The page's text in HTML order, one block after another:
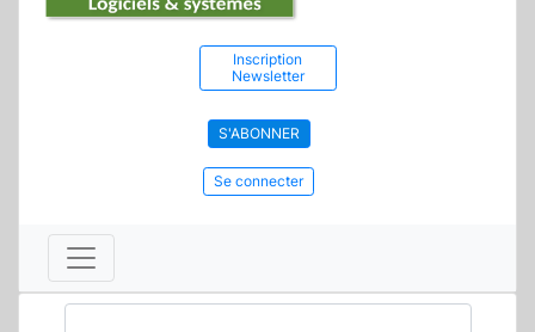
Inscription
Newsletter
S'ABONNER
Se connecter